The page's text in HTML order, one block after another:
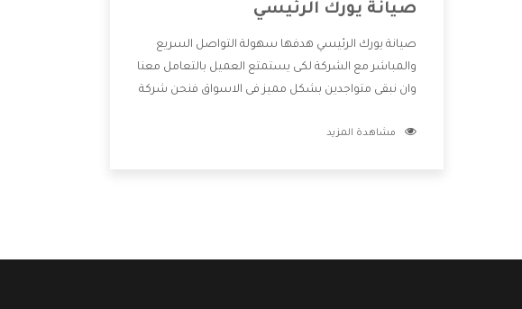
صيانة يورك الرئيسي
صيانة يورك الرئيسي هدفها سهولة التواصل السريع
والمباشر مع الشركة لكى يستمتع العميل بالتعامل معنا
وان نبقى متواجدين بشكل مميز فى الاسواق فنحن شركة
بالخدمات التى تنفرد الشركة بها والتى تكون منها خدمة
مشاهدة المزيد